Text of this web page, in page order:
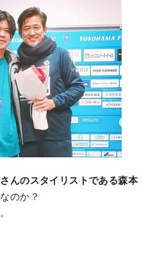
んのスタイリストである森本
なのか？